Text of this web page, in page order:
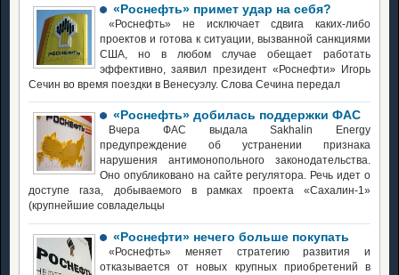
«Роснефть» примет удар на себя?
«Роснефть» не исключает сдвига каких-либо
проектов и готова к ситуации, вызванной санкциями
США, но в любом случае обещает работать
эффективно, заявил президент «Роснефти» Игорь
Сечин во время поездки в Венесуэлу. Слова Сечина передал
«Роснефть» добилась поддержки ФАС
Вчера ФАС выдала Sakhalin Energy
предупреждение об устранении признака
нарушения антимонопольного законодательства.
Оно опубликовано на сайте регулятора. Речь идет о
доступе газа, добываемого в рамках проекта «Сахалин-1»
(крупнейшие совладельцы
«Роснефти» нечего больше покупать
«Роснефть» меняет стратегию развития и
отказывается от новых крупных приобретений в